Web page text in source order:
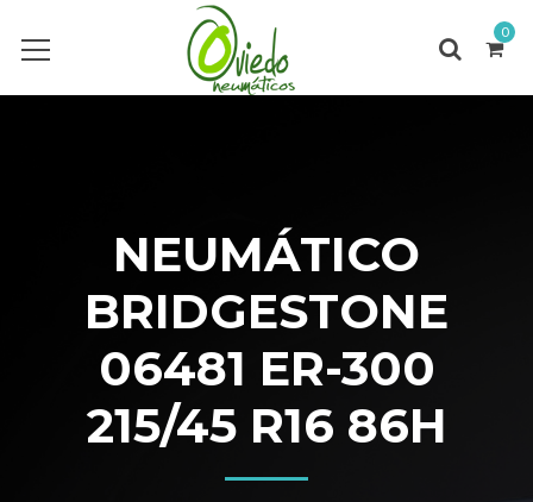
0
NEUMÁTICO
BRIDGESTONE
06481 ER-300
215/45 R16 86H